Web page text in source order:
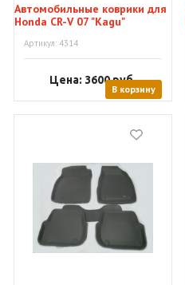
Автомобильные коврики для
Honda CR-V 07 "Kagu"
Артикул: 4314
Цена: 3600руб.
В корзину